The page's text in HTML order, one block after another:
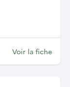
Voir la fiche